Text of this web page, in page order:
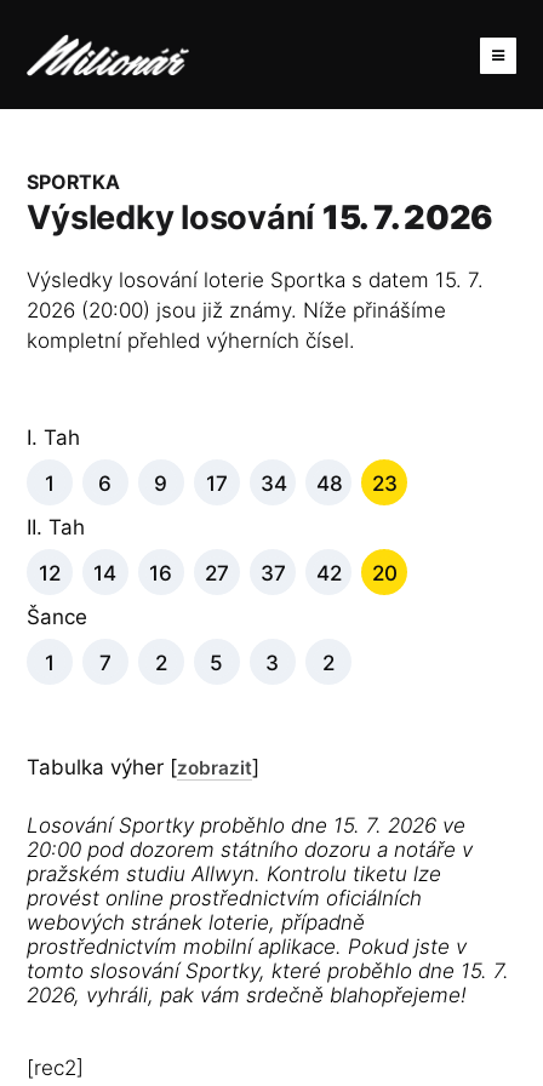
SPORTKA
Výsledky losování 15. 7. 2026
Výsledky losování loterie Sportka s datem 15. 7.
2026 (20:00) jsou již známy. Níže přinášíme
kompletní přehled výherních čísel.
I. Tah
1
6 9 17 34 48
23
II. Tah
12
14 16 27 37 42
20
Šance
1
7 2 5 3 2
Tabulka výher [zobrazit]
Losování Sportky proběhlo dne 15. 7. 2026 ve
20:00 pod dozorem státního dozoru a notáře v
pražském studiu Allwyn. Kontrolu tiketu lze
provést online prostřednictvím oficiálních
webových stránek loterie, případně
prostřednictvím mobilní aplikace. Pokud jste v
tomto slosování Sportky, které proběhlo dne 15. 7.
2026, vyhráli, pak vám srdečně blahopřejeme!
[rec2]